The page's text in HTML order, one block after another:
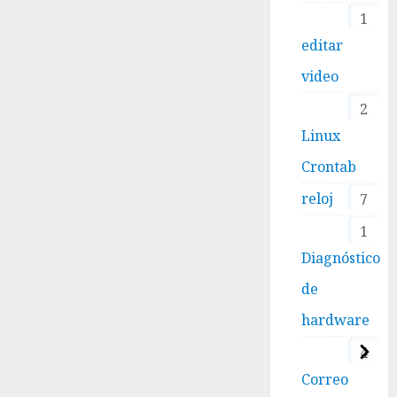
1
editar
video
2
Linux
Crontab
7
reloj
1
Diagnóstico
de
hardware
4
Correo